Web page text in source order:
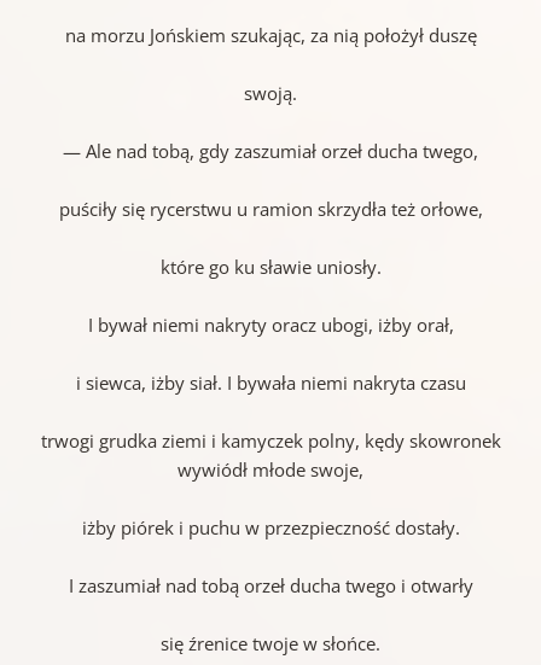
na morzu Jońskiem szukając, za nią położył duszę
swoją.
— Ale nad tobą, gdy zaszumiał orzeł ducha twego,
puściły się rycerstwu u ramion skrzydła też orłowe,
które go ku sławie uniosły.
I bywał niemi nakryty oracz ubogi, iżby orał,
i siewca, iżby siał. I bywała niemi nakryta czasu
trwogi grudka ziemi i kamyczek polny, kędy skowronek
wywiódł młode swoje,
iżby piórek i puchu w przezpieczność dostały.
I zaszumiał nad tobą orzeł ducha twego i otwarły
się źrenice twoje w słońce.